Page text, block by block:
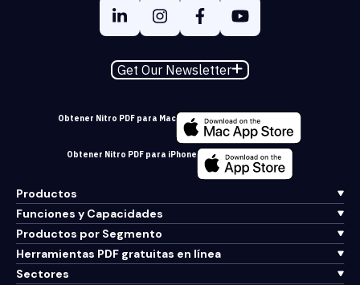
Get Our Newsletter
Obtener Nitro PDF para Mac
Obtener Nitro PDF para iPhone
Productos
Funciones y Capacidades
Productos por Segmento
Herramientas PDF gratuitas en línea
Sectores